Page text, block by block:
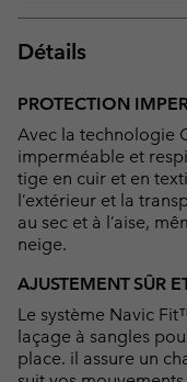
Détails
PROTECTION
Avec la technologie
imperméable et
tige en cuir et en
l’extérieur et la
au sec et à l’aise,
neige.
AJUSTEMENT SÛR
Le système Navic
laçage à sangles
place. il assure un